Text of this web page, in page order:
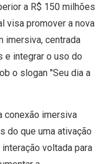
a R$ 150 milhões
visa promover a nova
imersiva, centrada
e integrar o uso do
o slogan "Seu dia a
conexão imersiva
do que uma ativação
voltada para